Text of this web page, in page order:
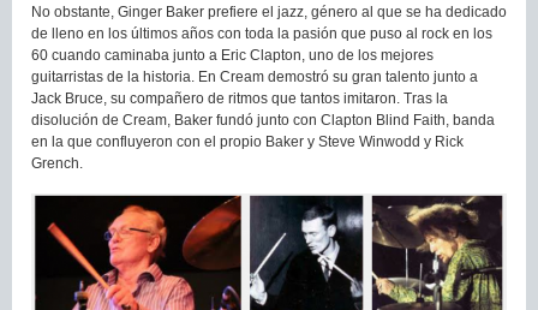
No obstante, Ginger Baker prefiere el jazz, género al que se ha dedicado
de lleno en los últimos años con toda la pasión que puso al rock en los
60 cuando caminaba junto a Eric Clapton, uno de los mejores
guitarristas de la historia. En Cream demostró su gran talento junto a
Jack Bruce, su compañero de ritmos que tantos imitaron. Tras la
disolución de Cream, Baker fundó junto con Clapton Blind Faith, banda
en la que confluyeron con el propio Baker y Steve Winwodd y Rick
Grench.